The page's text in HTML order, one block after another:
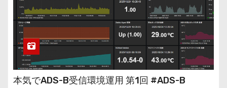
本気でADS-B受信環境運用 第1回 #ADS-B